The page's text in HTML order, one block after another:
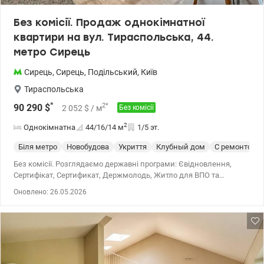
Без комісії. Продаж однокімнатної
квартири на вул. Тираспольська, 44.
метро Сирець
Сирець, Сирець, Подільський, Київ
Тираспольська
90 290 $* 2 052 $ / м2* Без комісії
Однокімнатна 44/16/14 м2 1/5 эт.
Біля метро Новобудова Укриття Клубный дом
С ремонтом
Без комісії. Розглядаємо державні програми: Євідновлення,
Сертифікат, Сертификат, Держмолодь, Житло для ВПО та
(євродвушка) в Подільському районі, ЖК комфорт класу Дубова
поверхового утепленого будинку. За рахунок того що є цокольний
поверх, знаходиться високо над землею і є теплою. Загальна
відеоспостереження, з великим паркінгом. Знаходиться серед
Оновлено: 26.05.2026